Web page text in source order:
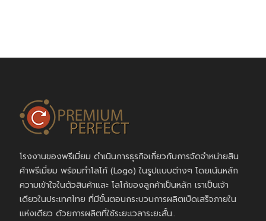
โรงงานของพรีเมี่ยม ดำเนินการธุรกิจเกี่ยวกับการจัดจำหน่ายสิน
ค้าพรีเมี่ยม พร้อมทำโลโก้ (Logo) ในรูปแบบต่างๆ โดยเน้นหลัก
ความเข้าใจในตัวสินค้าและ โลโก้ของลูกค้าเป็นหลัก เราเป็นเจ้า
เดียวในประเทศไทย ที่มีขั้นตอนกระบวนการผลิตเบ็ดเสร็จภายใน
แห่งเดียว ด้วยการผลิตที่ใช้ระยะเวลาระยะสั้น..